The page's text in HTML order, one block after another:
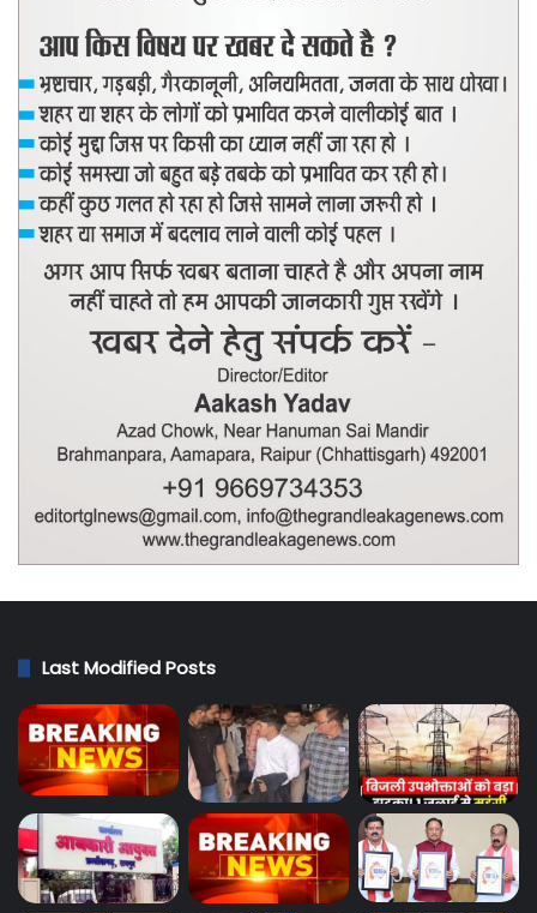
Last Modified Posts